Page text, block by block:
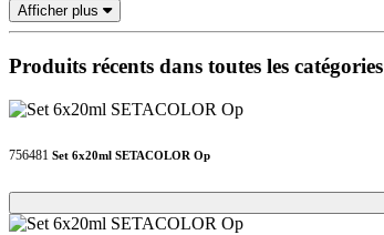
Afficher plus
Produits récents dans toutes les catégories
756481 Set 6x20ml SETACOLOR Op
Loading...
Loading...